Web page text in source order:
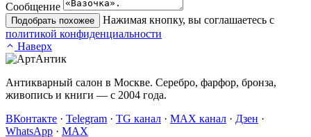
Сообщение
Подобрать похожее
Нажимая кнопку, вы соглашаетесь с
политикой конфиденциальности
Наверх
Антикварный салон в Москве. Серебро, фарфор, бронза,
живопись и книги — с 2004 года.
ВКонтакте · Telegram · TG канал · MAX канал · Дзен ·
WhatsApp · MAX